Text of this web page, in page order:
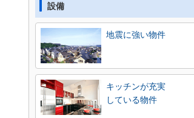
設備
地震に強い物件
キッチンが充実
している物件